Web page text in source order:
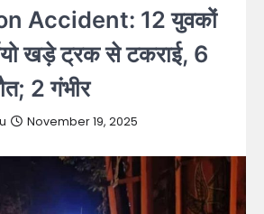
Accident: 12 युवकों
खड़े ट्रक से टकराई, 6
2 गंभीर
November 19, 2025